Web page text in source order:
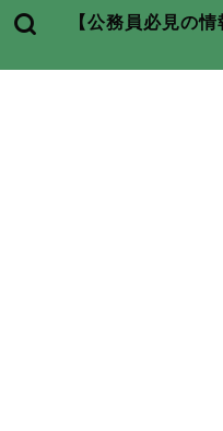
【公務員必見の